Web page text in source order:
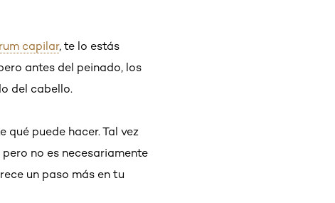
capilar, te lo estás
antes del peinado, los
del cabello.
qué puede hacer. Tal vez
no es necesariamente
un paso más en tu